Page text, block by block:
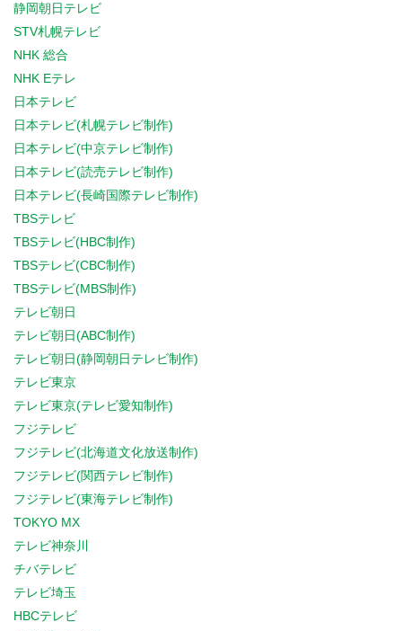
静岡朝日テレビ
STV札幌テレビ
NHK 総合
NHK Eテレ
日本テレビ
日本テレビ(札幌テレビ制作)
日本テレビ(中京テレビ制作)
日本テレビ(読売テレビ制作)
日本テレビ(長崎国際テレビ制作)
TBSテレビ
TBSテレビ(HBC制作)
TBSテレビ(CBC制作)
TBSテレビ(MBS制作)
テレビ朝日
テレビ朝日(ABC制作)
テレビ朝日(静岡朝日テレビ制作)
テレビ東京
テレビ東京(テレビ愛知制作)
フジテレビ
フジテレビ(北海道文化放送制作)
フジテレビ(関西テレビ制作)
フジテレビ(東海テレビ制作)
TOKYO MX
テレビ神奈川
チバテレビ
テレビ埼玉
HBCテレビ